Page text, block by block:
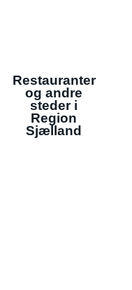
Restauranter
og andre
steder i
Region
Sjælland